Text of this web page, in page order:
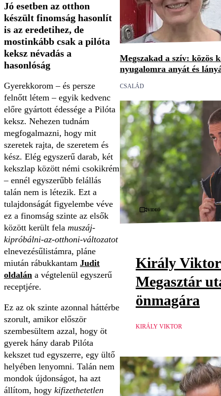
Jó esetben az otthon
készült finomság hasonlít
is az eredetihez, de
mostinkább csak a pilóta
keksz névadás a
hasonlóság
Gyerekkorom – és persze
felnőtt létem – egyik kedvenc
előre gyártott édessége a Pilóta
keksz. Nehezen tudnám
megfogalmazni, hogy mit
szeretek rajta, de szeretem és
kész. Elég egyszerű darab, két
kekszlap között némi csokikrém
– ennél egyszerűbb felállás
talán nem is létezik. Ezt a
tulajdonságát figyelembe véve
ez a finomság szinte az elsők
között került fela muszáj-
kipróbálni-az-otthoni-változatot
elnevezésűlistámra, pláne
miután rábukkantam Judit
oldalán a végtelenül egyszerű
receptjére.
Ez az ok szinte azonnal háttérbe
szorult, amikor először
szembesültem azzal, hogy öt
gyerek hány darab Pilóta
kekszet tud egyszerre, egy ültő
helyében lenyomni. Talán nem
mondok újdonságot, ha azt
állítom, hogy kifizethetetlen
Megszakad a szív: közös
nyugalomra anyát és
CSALÁD
Videó
Király Viktor
Megasztár
önmagára
KIRÁLY VIKTOR